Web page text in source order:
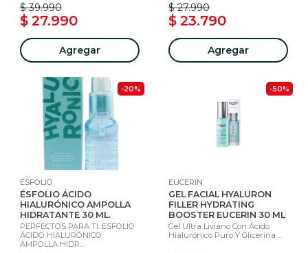
$ 39.990
$ 27.990
Agregar
$ 27.990
$ 23.790
Agregar
-20%
ÉSFOLIO
ÉSFOLIO ÁCIDO
HIALURÓNICO AMPOLLA
HIDRATANTE 30 ML.
PERFECTOS PARA TI. ESFOLIO
ÁCIDO HIALURÓNICO
AMPOLLA HIDR...
-50%
EUCERIN
GEL FACIAL HYALURON
FILLER HYDRATING
BOOSTER EUCERIN 30 ML
Gel Ultra Liviano Con Ácido
Hialurónico Puro Y Glicerina ...